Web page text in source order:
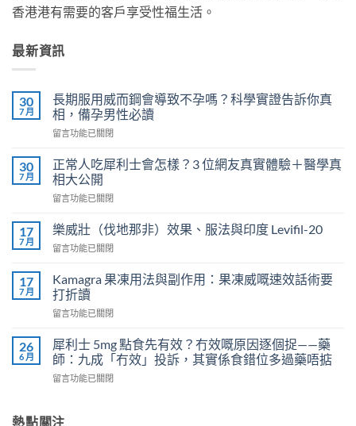
香港港有需要的客戶享受性福生活。
最新資訊
30
7 月
長期服用威而鋼會導致不孕嗎？科學實證告訴你真
相，備孕男性必讀
在
期
服
用
威
鋼
導
不
孕
嗎？
實
證
告
真
留言功能已關閉
30
7 月
正常人吃犀利士會怎樣？3 位網友真實體驗＋醫學真
相大公開
在
常
人
吃
利
士
怎
3
位
網
實
留言功能已關閉
17
7 月
樂威壯（伐地那非）效果、服法與印度 Levifil-20
在
威
壯
（伐
地
非）
效
果、
服
印
留言功能已關閉
17
7 月
Kamagra 果凍用法與副作用：果凍威嘅速效話術要
打折讀
在
果
凍
用
法
作
留言功能已關閉
26
6 月
犀利士 5mg 點食先有效？冇效嘅原因逐個捉——藥
師：九成「冇效」投訴，其實係食錯位多過藥唔掂
在
士
留言功能已關閉
熱點關注